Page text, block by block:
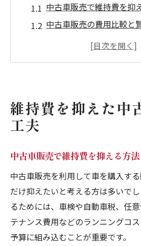
中古車販売で維持費を抑
中古車販売の費用比較と
中古車販売で維持費が安
無理なく乗れる中古車販売の
中古車販売の定額払いと
ット
中古車販売で無理なく乗
立て方
中古車販売の月額固定費
説
維持費を抑えた中
工夫
中古車販売で維持費を抑える方
中古車販売を利用して車を購入す
だけ抑えたいと考える方は多いで
るためには、車検や自動車税、任
テナンス費用などのランニングコス
予算に組み込むことが重要です。